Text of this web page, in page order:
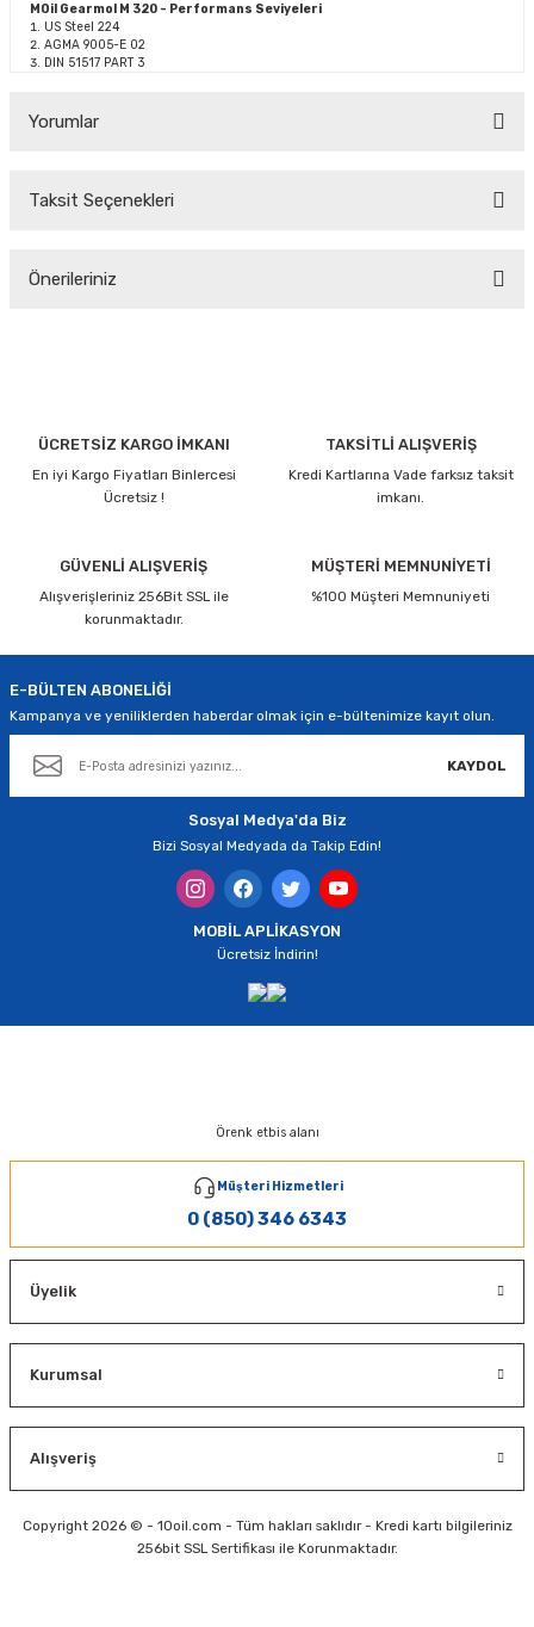
MOil Gearmol M 320 - Performans Seviyeleri
US Steel 224
AGMA 9005-E 02
DIN 51517 PART 3
Yorumlar
Taksit Seçenekleri
Önerileriniz
Görüş ve önerileriniz için teşekkür ederiz.
Ürün resmi kalitesiz, bozuk veya görüntülenemiyor.
Ürün bilgilerinde hatalar bulunuyor.
Ürün fiyatı diğer sitelerden daha pahalı.
ÜCRETSİZ KARGO İMKANI
En iyi Kargo Fiyatları Binlercesi
Ücretsiz !
TAKSİTLİ ALIŞVERİŞ
Kredi Kartlarına Vade farksız taksit
imkanı.
GÜVENLİ ALIŞVERİŞ
Alışverişleriniz 256Bit SSL ile
korunmaktadır.
MÜŞTERİ MEMNUNİYETİ
%100 Müşteri Memnuniyeti
E-BÜLTEN ABONELİĞİ
Kampanya ve yeniliklerden haberdar olmak için e-bültenimize kayıt olun.
KAYDOL
Sosyal Medya'da Biz
Bizi Sosyal Medyada da Takip Edin!
MOBİL APLİKASYON
Ücretsiz İndirin!
Örenk etbis alanı
Müşteri Hizmetleri
0 (850) 346 6343
Üyelik
Kurumsal
Alışveriş
Copyright 2026 © - 10oil.com - Tüm hakları saklıdır - Kredi kartı bilgileriniz
256bit SSL Sertifikası ile Korunmaktadır.